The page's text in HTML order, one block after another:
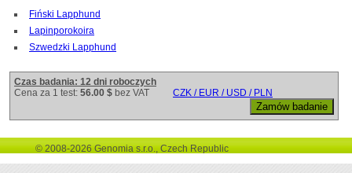
Fiński Lapphund
Lapinporokoira
Szwedzki Lapphund
Czas badania: 12 dni roboczych
Cena za 1 test: 56.00 $ bez VAT CZK / EUR / USD / PLN
© 2008-2026 Genomia s.r.o., Czech Republic